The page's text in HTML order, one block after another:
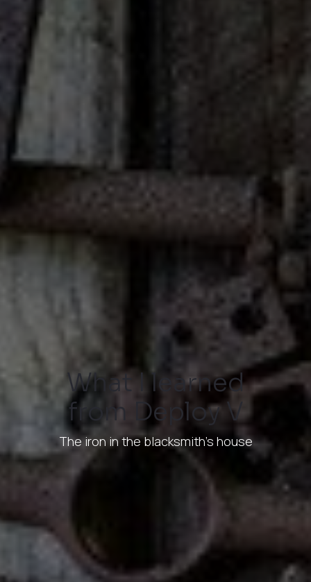
What I learned
from Deploy V
The iron in the blacksmith's house